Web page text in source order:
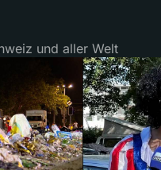
und aller Welt